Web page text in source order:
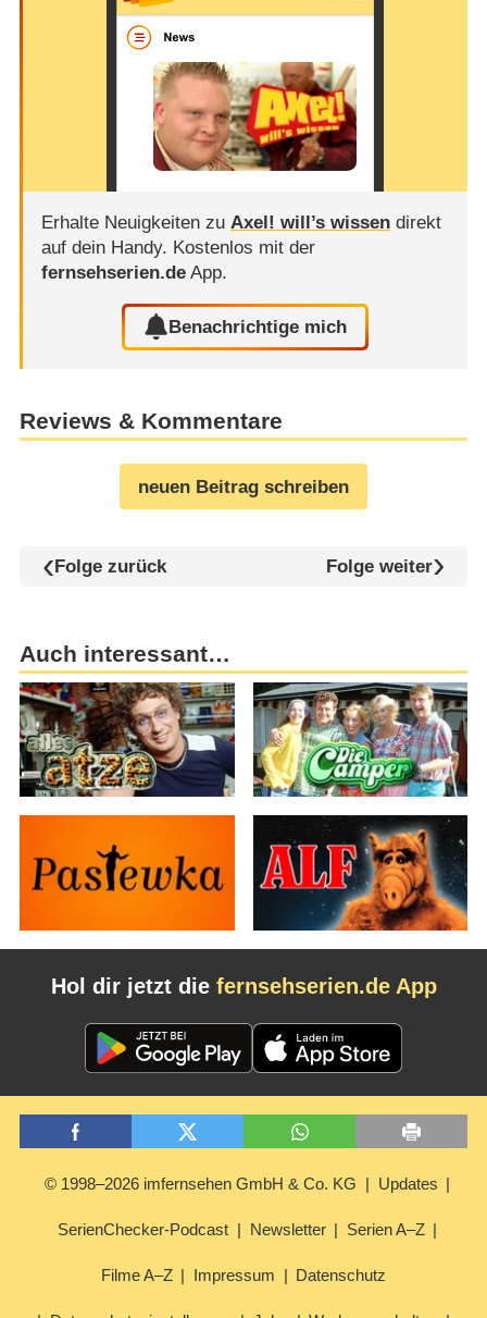
Erhalte Neuigkeiten zu Axel! will’s wissendirekt
auf dein Handy. Kostenlos mit der
fernsehserien.deApp.
Benachrichtige mich
Reviews & Kommentare
neuen Beitrag schreiben
Folge zurück Folge weiter
Auch interessant…
Hol dir jetzt die fernsehserien.de App
© 1998–2026 imfernsehen GmbH & Co. KG Updates
SerienChecker-Podcast Newsletter Serien A–Z
Filme A–Z Impressum Datenschutz